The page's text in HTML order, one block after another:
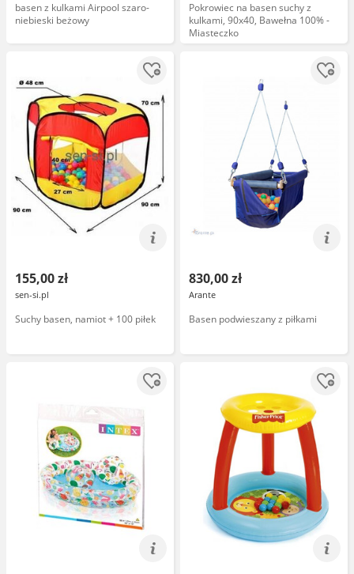
basen z kulkami Airpool szaro-
niebieski beżowy
Pokrowiec na basen suchy z
kulkami, 90x40, Bawełna 100% -
Miasteczko
155,00 zł
sen-si.pl
Suchy basen, namiot + 100 piłek
830,00 zł
Arante
Basen podwieszany z piłkami